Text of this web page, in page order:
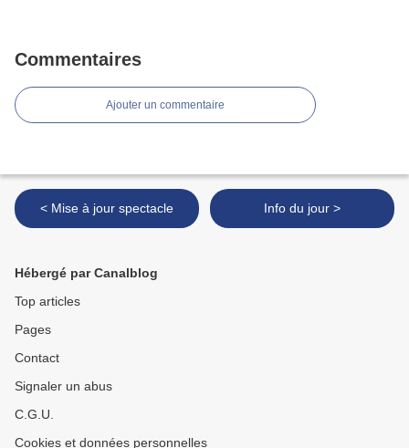
Commentaires
Ajouter un commentaire
< Mise à jour spectacle Info du jour >
Hébergé par Canalblog
Top articles
Pages
Contact
Signaler un abus
C.G.U.
Cookies et données personnelles